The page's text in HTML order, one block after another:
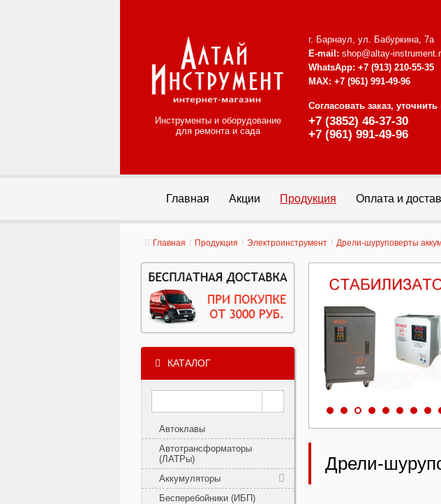
Инструменты и оборудование
для ремонта и сада
г. Барнаул, ул. Бабуркина, 7а
E-mail: shop@altay-
WhatsApp: +7 (913) 210-55-35
MAX: +7 (961) 991-49-96
Согласовать заказ,
+7 (3852) 46-37-30
+7 (961) 991-49-96
Главная Акции Продукция Оплата и
Главная / Продукция / Электроинструмент / Дрели-шуруповерты
КАТАЛОГ
Автоклавы
Автотрансформаторы
(ЛАТРы)
Аккумуляторы
Бесперебойники (ИБП)
Дрели-